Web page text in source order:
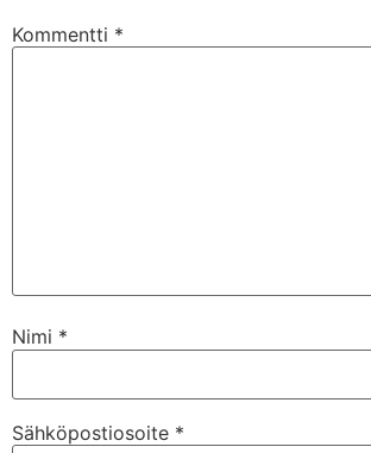
Kommentti *
Nimi *
Sähköpostiosoite *